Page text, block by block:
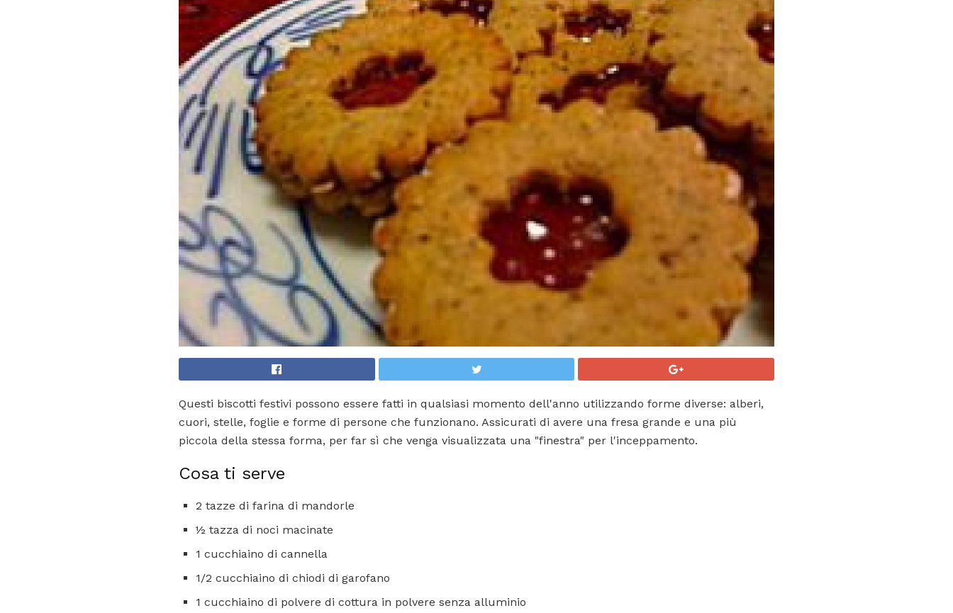
Questi biscotti festivi possono essere fatti in qualsiasi momento dell'anno utilizzando forme diverse: alberi,
cuori, stelle, foglie e forme di persone che funzionano. Assicurati di avere una fresa grande e una più
piccola della stessa forma, per far sì che venga visualizzata una "finestra" per l'inceppamento.
Cosa ti serve
2 tazze di farina di mandorle
½ tazza di noci macinate
1 cucchiaino di cannella
1/2 cucchiaino di chiodi di garofano
1 cucchiaino di polvere di cottura in polvere senza alluminio